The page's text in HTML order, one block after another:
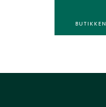
BU​TIKKEN